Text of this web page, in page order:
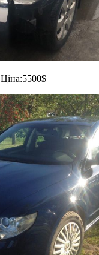
Ціна:5500$